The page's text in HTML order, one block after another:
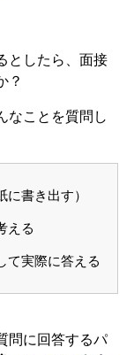
としたら、面接
？
なことを質問し
書き出す）
える
実際に答える
問に回答するパ